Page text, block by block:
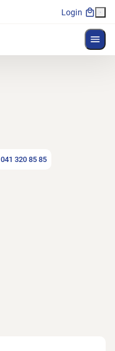
Login
041 320 85 85